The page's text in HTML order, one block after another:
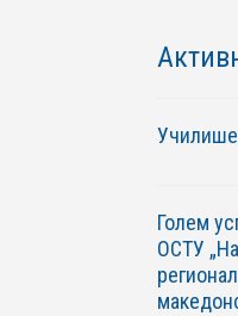
Голем
ОСТУ